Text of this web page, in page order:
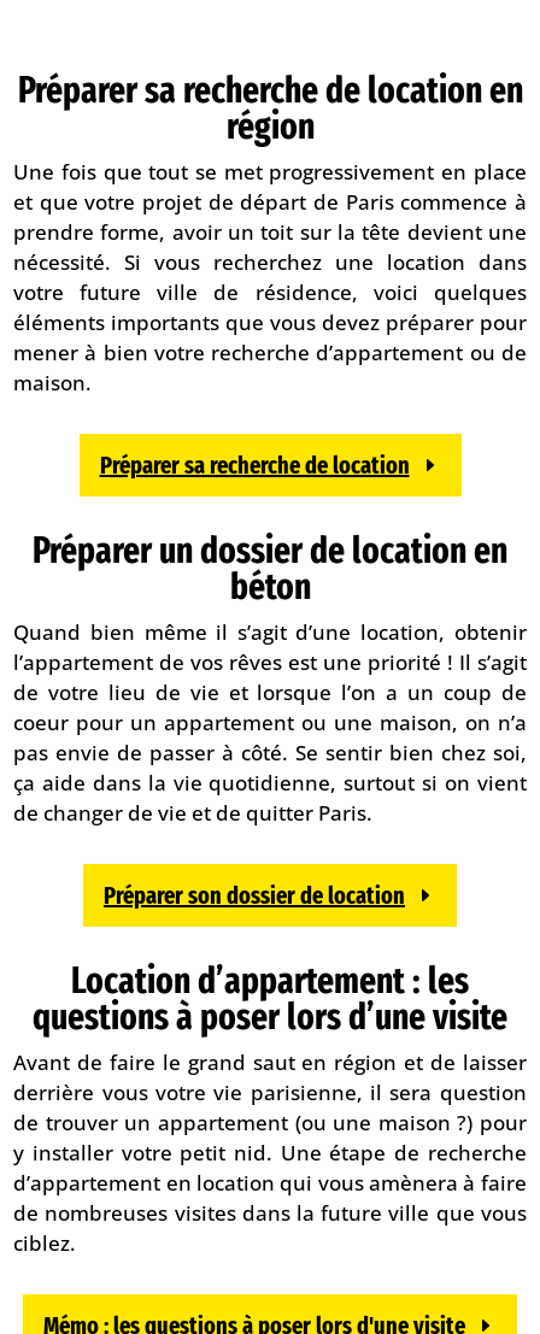
Préparer sa recherche de location en
région
Une fois que tout se met progressivement en place
et que votre projet de départ de Paris commence à
prendre forme, avoir un toit sur la tête devient une
nécessité. Si vous recherchez une location dans
votre future ville de résidence, voici quelques
éléments importants que vous devez préparer pour
mener à bien votre recherche d’appartement ou de
maison.
Préparer sa recherche de location
Préparer un dossier de location en
béton
Quand bien même il s’agit d’une location, obtenir
l’appartement de vos rêves est une priorité ! Il s’agit
de votre lieu de vie et lorsque l’on a un coup de
coeur pour un appartement ou une maison, on n’a
pas envie de passer à côté. Se sentir bien chez soi,
ça aide dans la vie quotidienne, surtout si on vient
de changer de vie et de quitter Paris.
Préparer son dossier de location
Location d’appartement : les
questions à poser lors d’une visite
Avant de faire le grand saut en région et de laisser
derrière vous votre vie parisienne, il sera question
de trouver un appartement (ou une maison ?) pour
y installer votre petit nid. Une étape de recherche
d’appartement en location qui vous amènera à faire
de nombreuses visites dans la future ville que vous
ciblez.
Mémo : les questions à poser lors d'une visite